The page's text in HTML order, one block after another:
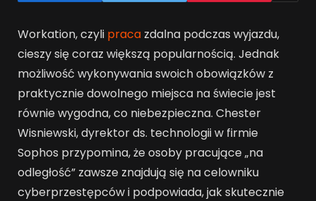
Workation, czyli praca zdalna podczas wyjazdu,
cieszy się coraz większą popularnością. Jednak
możliwość wykonywania swoich obowiązków z
praktycznie dowolnego miejsca na świecie jest
równie wygodna, co niebezpieczna. Chester
Wisniewski, dyrektor ds. technologii w firmie
Sophos przypomina, że osoby pracujące „na
odległość” zawsze znajdują się na celowniku
cyberprzestępców i podpowiada, jak skutecznie